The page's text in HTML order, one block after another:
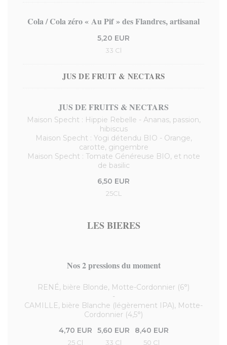
Cola / Cola zéro « Au Pif » des Flandres, artisanal
5,20 EUR
33 Cl
JUS DE FRUIT & NECTARS
JUS DE FRUITS & NECTARS
Maison Specht : Hippie Rebelle - Ananas, passion,
hibiscus
Maison Specht : Yogi détendu BIO - Orange,
carotte, gingembre
Maison Specht : Tomate Généreuse BIO, et note
de basilic
6,50 EUR
25CL
LES BIERES
Nos 2 pressions du moment
RENÉ, bière Blonde, Motte-Cordonnier (6°)
-
CAMILLE, bière Blanche (légèrement IPA), Motte-
Cordonnier (4,5°)
4,70 EUR
25 Cl
5,60 EUR
33 Cl
8,40 EUR
50 Cl